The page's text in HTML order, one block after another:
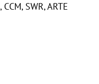
SWR, ARTE